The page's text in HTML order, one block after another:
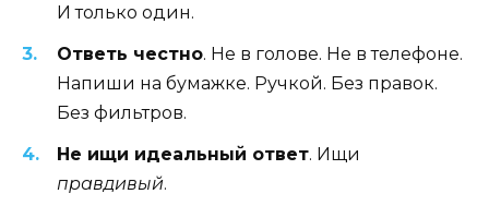
И только один.
Ответь честно. Не в голове. Не в телефоне.
Напиши на бумажке. Ручкой. Без правок.
Без фильтров.
Не ищи идеальный ответ. Ищи
правдивый.